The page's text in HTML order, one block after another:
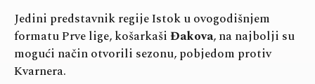
Jedini predstavnik regije Istok u ovogodišnjem
formatu Prve lige, košarkašiĐakova, na najbolji su
mogući način otvorili sezonu, pobjedom protiv
Kvarnera.